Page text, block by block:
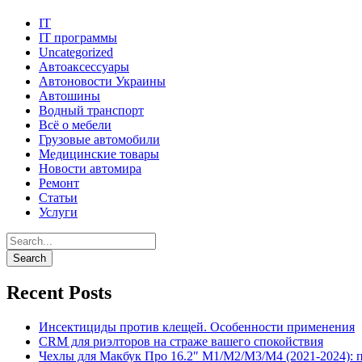
IT
IT программы
Uncategorized
Автоаксессуары
Автоновости Украины
Автошины
Водный транспорт
Всё о мебели
Грузовые автомобили
Медицинские товары
Новости автомира
Ремонт
Статьи
Услуги
Recent Posts
Инсектициды против клещей. Особенности применения
CRM для риэлторов на страже вашего спокойствия
Чехлы для Макбук Про 16.2″ M1/M2/M3/M4 (2021-2024):